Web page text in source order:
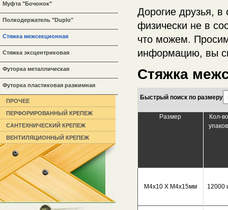
Дорогие друзья,
физически не в
что можем.
информацию, вы
Стяжка
Быстрый поиск по размеру
Размер
Кол-
М4х10 Х М4х15мм 12000
Муфта "Бочонок"
Полкодержатель "Duplo"
Стяжка межсекционная
Стяжка эксцентриковая
Футорка металлическая
Футорка пластиковая разжимная
ПРОЧЕЕ
ПЕРФОРИРОВАННЫЙ КРЕПЕЖ
САНТЕХНИЧЕСКИЙ КРЕПЕЖ
ВЕНТИЛЯЦИОННЫЙ КРЕПЕЖ